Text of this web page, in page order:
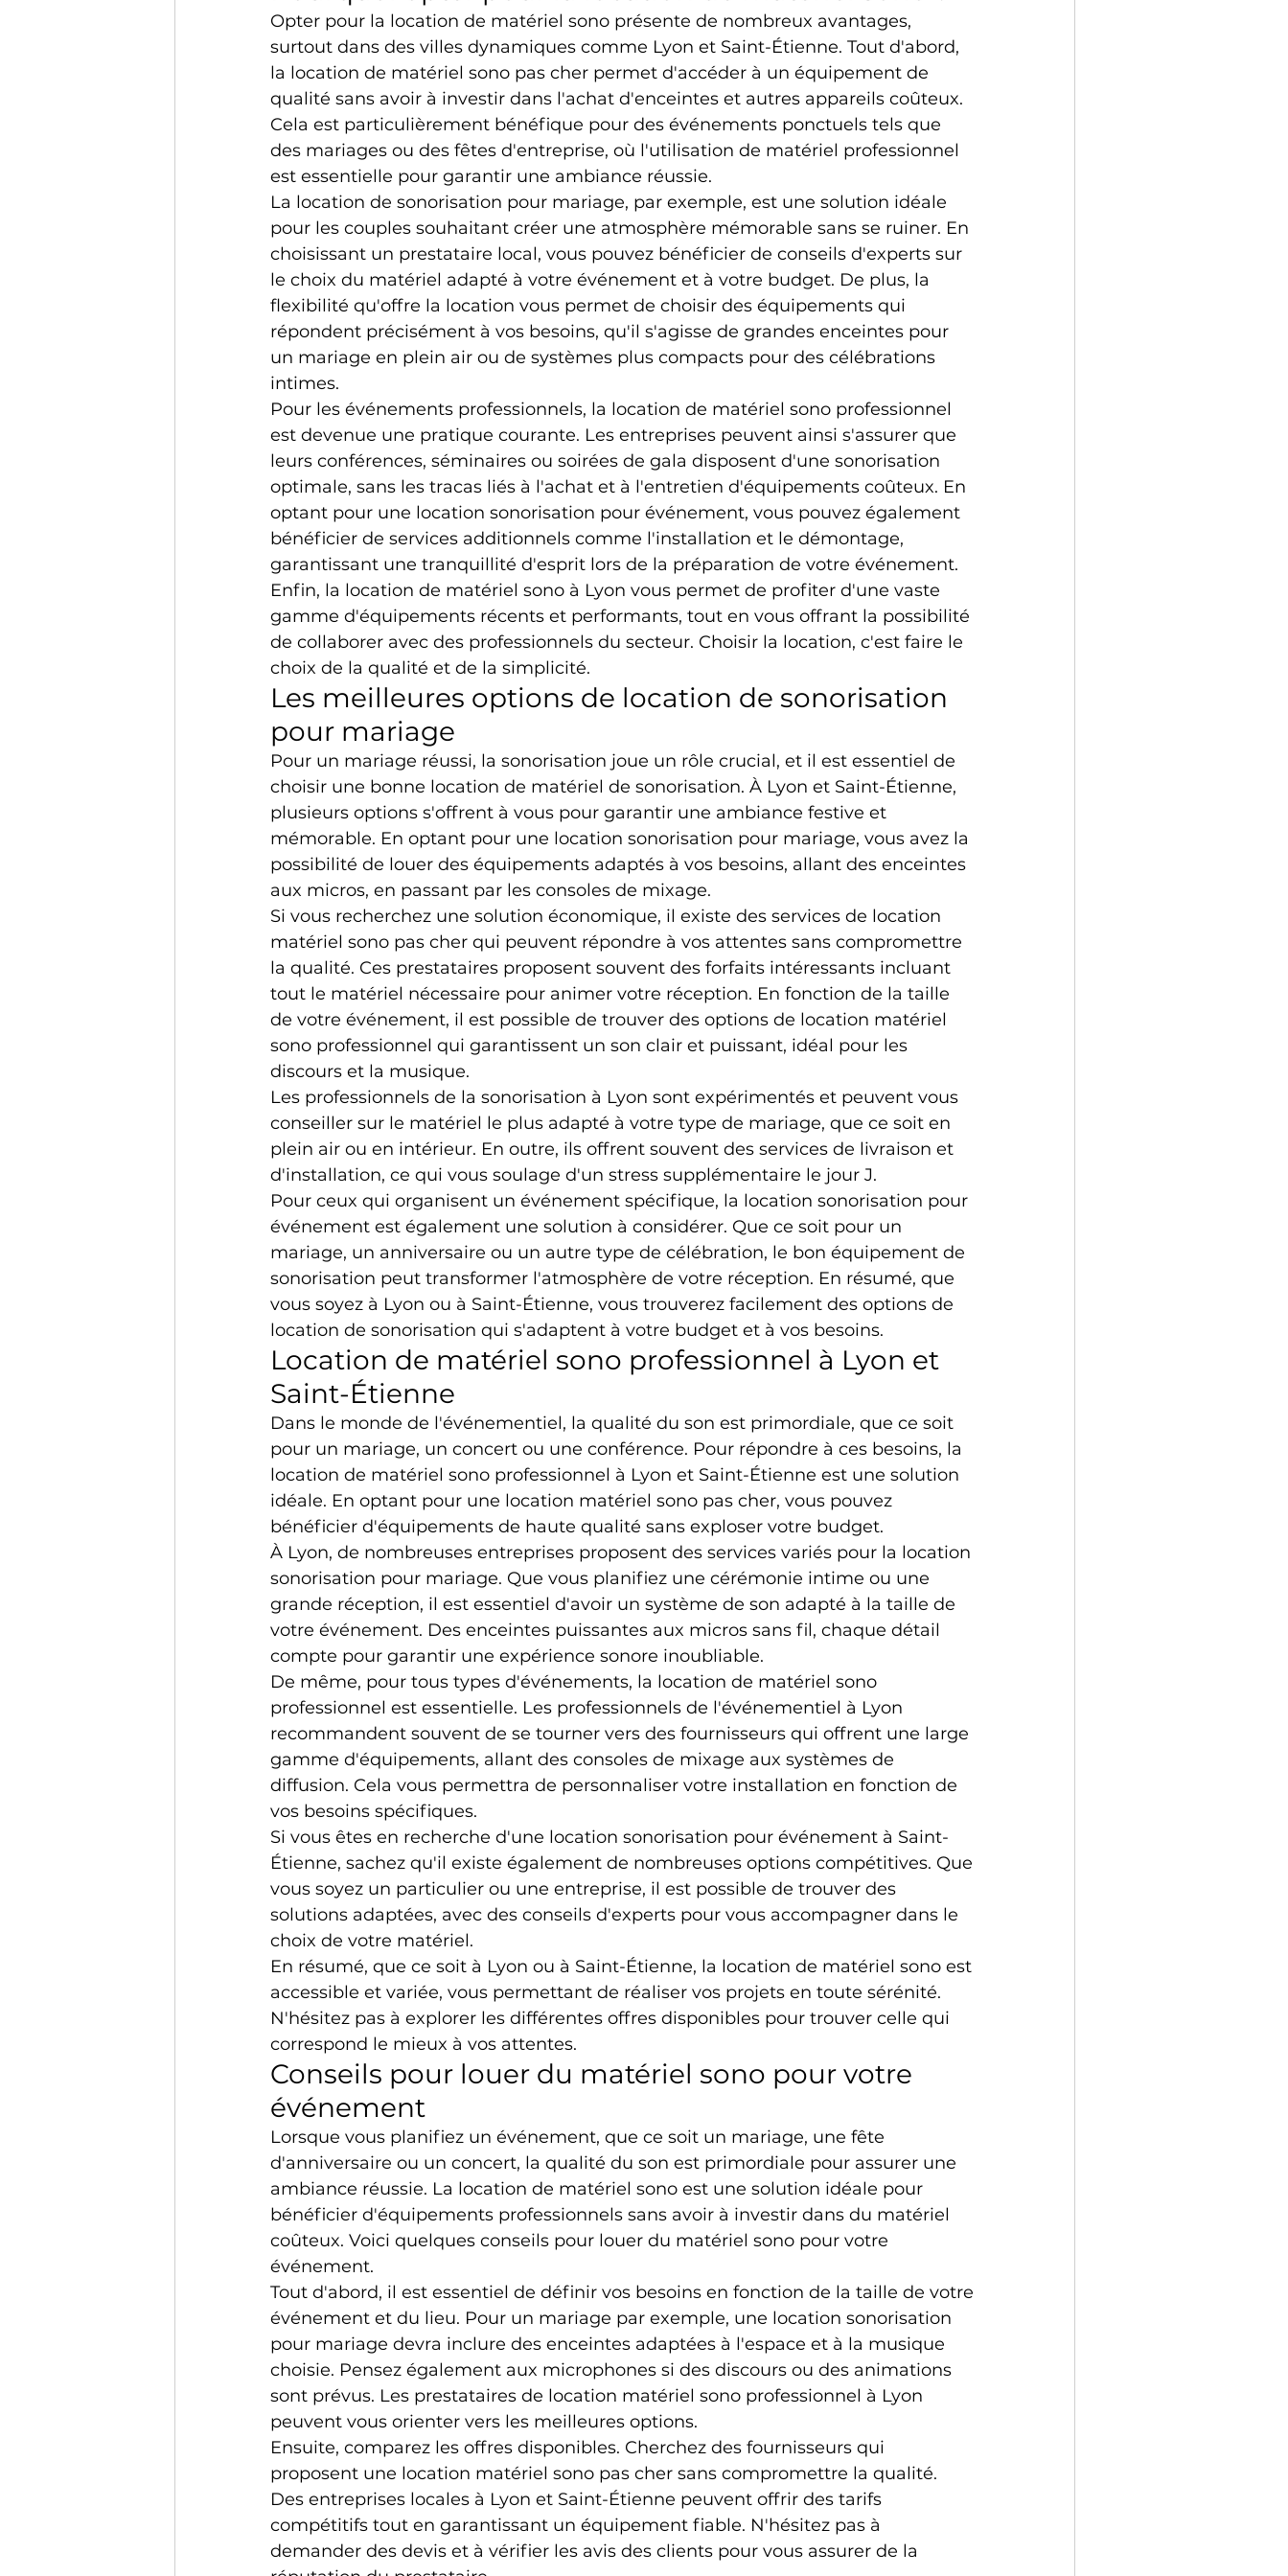
Opter pour la location de matériel sono présente de nombreux avantages,
surtout dans des villes dynamiques comme Lyon et Saint-Étienne. Tout d'abord,
la location de matériel sono pas cher permet d'accéder à un équipement de
qualité sans avoir à investir dans l'achat d'enceintes et autres appareils coûteux.
Cela est particulièrement bénéfique pour des événements ponctuels tels que
des mariages ou des fêtes d'entreprise, où l'utilisation de matériel professionnel
est essentielle pour garantir une ambiance réussie.
La location de sonorisation pour mariage, par exemple, est une solution idéale
pour les couples souhaitant créer une atmosphère mémorable sans se ruiner. En
choisissant un prestataire local, vous pouvez bénéficier de conseils d'experts sur
le choix du matériel adapté à votre événement et à votre budget. De plus, la
flexibilité qu'offre la location vous permet de choisir des équipements qui
répondent précisément à vos besoins, qu'il s'agisse de grandes enceintes pour
un mariage en plein air ou de systèmes plus compacts pour des célébrations
intimes.
Pour les événements professionnels, la location de matériel sono professionnel
est devenue une pratique courante. Les entreprises peuvent ainsi s'assurer que
leurs conférences, séminaires ou soirées de gala disposent d'une sonorisation
optimale, sans les tracas liés à l'achat et à l'entretien d'équipements coûteux. En
optant pour une location sonorisation pour événement, vous pouvez également
bénéficier de services additionnels comme l'installation et le démontage,
garantissant une tranquillité d'esprit lors de la préparation de votre événement.
Enfin, la location de matériel sono à Lyon vous permet de profiter d'une vaste
gamme d'équipements récents et performants, tout en vous offrant la possibilité
de collaborer avec des professionnels du secteur. Choisir la location, c'est faire le
choix de la qualité et de la simplicité.
Les meilleures options de location de sonorisation
pour mariage
Pour un mariage réussi, la sonorisation joue un rôle crucial, et il est essentiel de
choisir une bonne location de matériel de sonorisation. À Lyon et Saint-Étienne,
plusieurs options s'offrent à vous pour garantir une ambiance festive et
mémorable. En optant pour une location sonorisation pour mariage, vous avez la
possibilité de louer des équipements adaptés à vos besoins, allant des enceintes
aux micros, en passant par les consoles de mixage.
Si vous recherchez une solution économique, il existe des services de location
matériel sono pas cher qui peuvent répondre à vos attentes sans compromettre
la qualité. Ces prestataires proposent souvent des forfaits intéressants incluant
tout le matériel nécessaire pour animer votre réception. En fonction de la taille
de votre événement, il est possible de trouver des options de location matériel
sono professionnel qui garantissent un son clair et puissant, idéal pour les
discours et la musique.
Les professionnels de la sonorisation à Lyon sont expérimentés et peuvent vous
conseiller sur le matériel le plus adapté à votre type de mariage, que ce soit en
plein air ou en intérieur. En outre, ils offrent souvent des services de livraison et
d'installation, ce qui vous soulage d'un stress supplémentaire le jour J.
Pour ceux qui organisent un événement spécifique, la location sonorisation pour
événement est également une solution à considérer. Que ce soit pour un
mariage, un anniversaire ou un autre type de célébration, le bon équipement de
sonorisation peut transformer l'atmosphère de votre réception. En résumé, que
vous soyez à Lyon ou à Saint-Étienne, vous trouverez facilement des options de
location de sonorisation qui s'adaptent à votre budget et à vos besoins.
Location de matériel sono professionnel à Lyon et
Saint-Étienne
Dans le monde de l'événementiel, la qualité du son est primordiale, que ce soit
pour un mariage, un concert ou une conférence. Pour répondre à ces besoins, la
location de matériel sono professionnel à Lyon et Saint-Étienne est une solution
idéale. En optant pour une location matériel sono pas cher, vous pouvez
bénéficier d'équipements de haute qualité sans exploser votre budget.
À Lyon, de nombreuses entreprises proposent des services variés pour la location
sonorisation pour mariage. Que vous planifiez une cérémonie intime ou une
grande réception, il est essentiel d'avoir un système de son adapté à la taille de
votre événement. Des enceintes puissantes aux micros sans fil, chaque détail
compte pour garantir une expérience sonore inoubliable.
De même, pour tous types d'événements, la location de matériel sono
professionnel est essentielle. Les professionnels de l'événementiel à Lyon
recommandent souvent de se tourner vers des fournisseurs qui offrent une large
gamme d'équipements, allant des consoles de mixage aux systèmes de
diffusion. Cela vous permettra de personnaliser votre installation en fonction de
vos besoins spécifiques.
Si vous êtes en recherche d'une location sonorisation pour événement à Saint-
Étienne, sachez qu'il existe également de nombreuses options compétitives. Que
vous soyez un particulier ou une entreprise, il est possible de trouver des
solutions adaptées, avec des conseils d'experts pour vous accompagner dans le
choix de votre matériel.
En résumé, que ce soit à Lyon ou à Saint-Étienne, la location de matériel sono est
accessible et variée, vous permettant de réaliser vos projets en toute sérénité.
N'hésitez pas à explorer les différentes offres disponibles pour trouver celle qui
correspond le mieux à vos attentes.
Conseils pour louer du matériel sono pour votre
événement
Lorsque vous planifiez un événement, que ce soit un mariage, une fête
d'anniversaire ou un concert, la qualité du son est primordiale pour assurer une
ambiance réussie. La location de matériel sono est une solution idéale pour
bénéficier d'équipements professionnels sans avoir à investir dans du matériel
coûteux. Voici quelques conseils pour louer du matériel sono pour votre
événement.
Tout d'abord, il est essentiel de définir vos besoins en fonction de la taille de votre
événement et du lieu. Pour un mariage par exemple, une location sonorisation
pour mariage devra inclure des enceintes adaptées à l'espace et à la musique
choisie. Pensez également aux microphones si des discours ou des animations
sont prévus. Les prestataires de location matériel sono professionnel à Lyon
peuvent vous orienter vers les meilleures options.
Ensuite, comparez les offres disponibles. Cherchez des fournisseurs qui
proposent une location matériel sono pas cher sans compromettre la qualité.
Des entreprises locales à Lyon et Saint-Étienne peuvent offrir des tarifs
compétitifs tout en garantissant un équipement fiable. N'hésitez pas à
demander des devis et à vérifier les avis des clients pour vous assurer de la